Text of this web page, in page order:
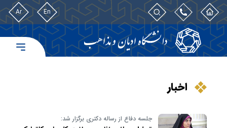
En
Ar
اخبار
جلسه دفاع از رساله دکتری برگزار شد: